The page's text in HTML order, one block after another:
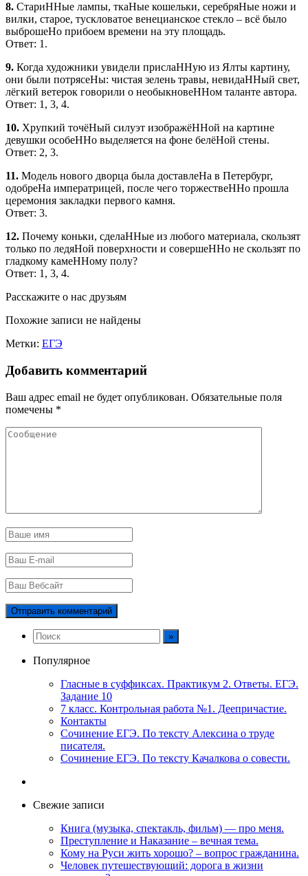
8. СтариННые лампы, ткаНые кошельки, серебряНые ножи и
вилки, старое, тускловатое венецианское стекло – всё было
выброшеНо прибоем времени на эту площадь.
Ответ: 1.
9. Когда художники увидели прислаННую из Ялты картину,
они были потрясеНы: чистая зелень травы, невидаННый свет,
лёгкий ветерок говорили о необыкновеННом таланте автора.
Ответ: 1, 3, 4.
10. Хрупкий точёНый силуэт изображёННой на картине
девушки особеННо выделяется на фоне белёНой стены.
Ответ: 2, 3.
11. Модель нового дворца была доставлеНа в Петербург,
одобреНа императрицей, после чего торжествеННо прошла
церемония закладки первого камня.
Ответ: 3.
12. Почему коньки, сделаННые из любого материала, скользят
только по ледяНой поверхности и совершеННо не скользят по
гладкому камеННому полу?
Ответ: 1, 3, 4.
Расскажите о нас друзьям
Похожие записи не найдены
Метки: ЕГЭ
Добавить комментарий
Ваш адрес email не будет опубликован. Обязательные поля
помечены *
Популярное
Гласные в суффиксах. Практикум 2. Ответы. ЕГЭ.
Задание 10
7 класс. Контрольная работа №1. Деепричастие.
Контакты
Сочинение ЕГЭ. По тексту Алексина о труде
писателя.
Сочинение ЕГЭ. По тексту Качалкова о совести.
Свежие записи
Книга (музыка, спектакль, фильм) — про меня.
Преступление и Наказание – вечная тема.
Кому на Руси жить хорошо? – вопрос гражданина.
Человек путешествующий: дорога в жизни